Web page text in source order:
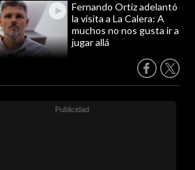
Fernando Ortiz adelantó
la visita a La Calera: A
muchos no nos gusta ir a
jugar allá